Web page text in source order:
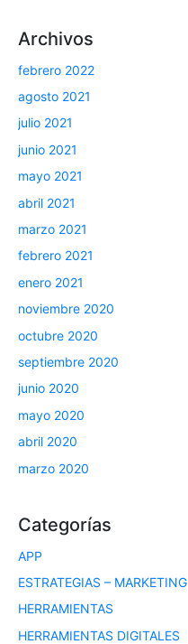
Archivos
febrero 2022
agosto 2021
julio 2021
junio 2021
mayo 2021
abril 2021
marzo 2021
febrero 2021
enero 2021
noviembre 2020
octubre 2020
septiembre 2020
junio 2020
mayo 2020
abril 2020
marzo 2020
Categorías
APP
ESTRATEGIAS – MARKETING
HERRAMIENTAS
HERRAMIENTAS DIGITALES